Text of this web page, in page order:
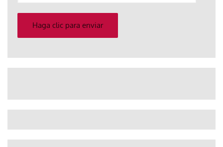
electrónico
Haga clic para enviar